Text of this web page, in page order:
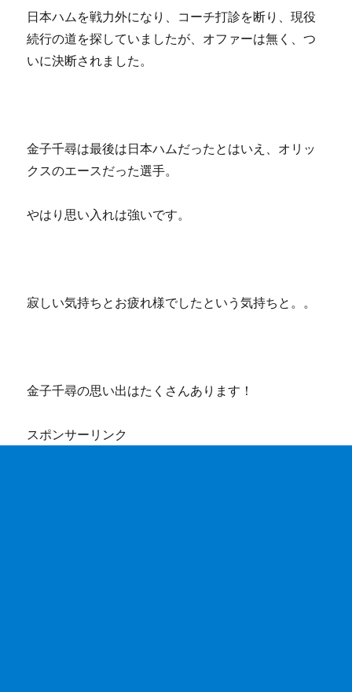
日本ハムを戦力外になり、コーチ打診を断り、現役
続行の道を探していましたが、オファーは無く、つ
いに決断されました。
金子千尋は最後は日本ハムだったとはいえ、オリッ
クスのエースだった選手。
やはり思い入れは強いです。
寂しい気持ちとお疲れ様でしたという気持ちと。。
金子千尋の思い出はたくさんあります！
スポンサーリンク